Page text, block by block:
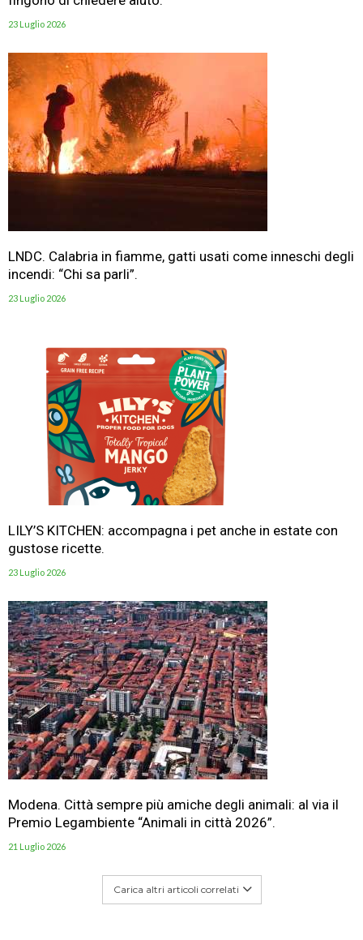
23 Luglio 2026
LNDC. Calabria in fiamme, gatti usati come inneschi degli
incendi: “Chi sa parli”.
23 Luglio 2026
LILY’S KITCHEN: accompagna i pet anche in estate con
gustose ricette.
23 Luglio 2026
Modena. Città sempre più amiche degli animali: al via il
Premio Legambiente “Animali in città 2026”.
21 Luglio 2026
Carica altri articoli correlati